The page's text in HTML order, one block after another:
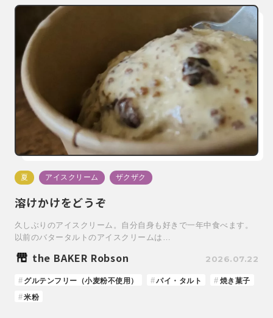
夏 アイスクリーム ザクザク
溶けかけをどうぞ
久しぶりのアイスクリーム。自分自身も好きで一年中食べます。
以前のバタータルトのアイスクリームは…
the BAKER Robson 2026.07.22
グルテンフリー（小麦粉不使用） パイ・タルト
焼き菓子
米粉